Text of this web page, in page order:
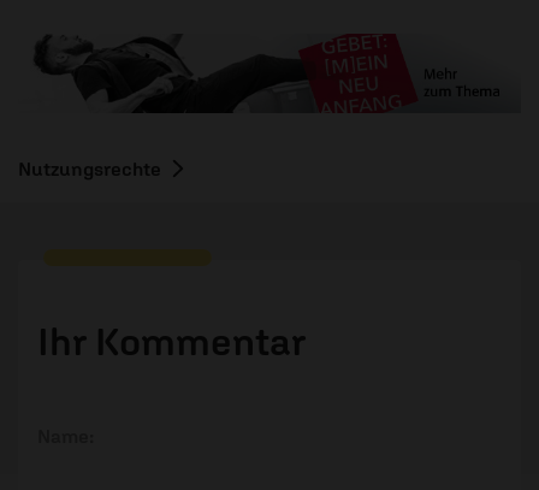
Nutzungsrechte
Ihr Kommentar